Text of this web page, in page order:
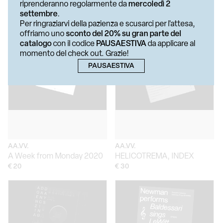
RAFFAELLA CRISPINO
CIRLCES OF SONGS
€ 35
LAURA AGNUSDEI
€ 10
AA.VV.
A Week from Monday 2020
€ 20
AA.VV.
HELICOTREMA, INDEX
€ 30
riprenderanno regolarmente damercoledì 2
settembre.
Per ringraziarvi della pazienza e scusarci per l'attesa,
offriamo unosconto del 20% su gran parte del
catalogocon il codice PAUSAESTIVAda applicare al
momento del check out. Grazie!
PAUSAESTIVA